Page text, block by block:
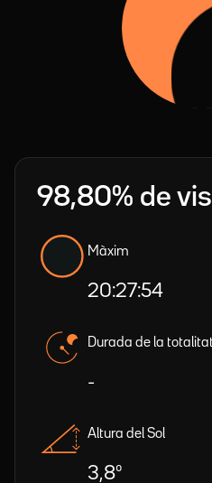
98,80% de
Màxim
20:27:54
Durada de la
-
Altura del Sol
3,8º